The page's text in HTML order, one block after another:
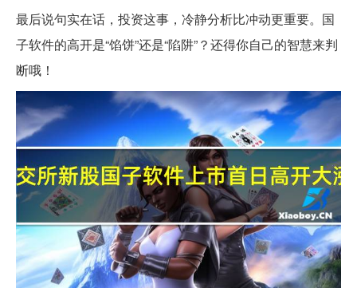
最后说句实在话，投资这事，冷静分析比冲动更重要。国
子软件的高开是“馅饼”还是“陷阱”？还得你自己的智慧来判
断哦！